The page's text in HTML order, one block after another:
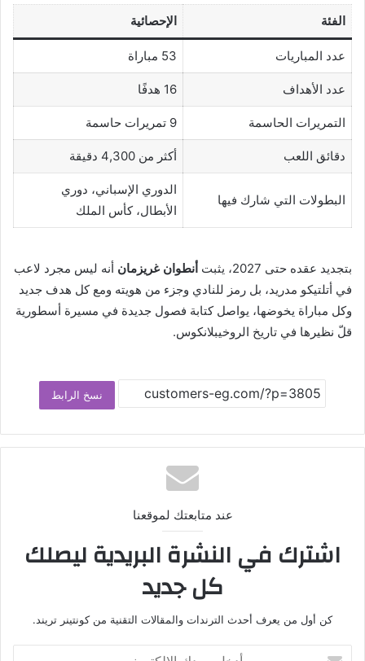
الفئة الإحصائية
عدد المباريات 53 مباراة
عدد الأهداف 16 هدفًا
التمريرات الحاسمة 9 تمريرات حاسمة
دقائق اللعب أكثر من 4,300 دقيقة
البطولات التي شارك فيها
الدوري الإسباني، دوري
الأبطال، كأس الملك
بتجديد عقده حتى 2027، يثبت أنطوان غريزمان أنه ليس مجرد لاعب
في أتلتيكو مدريد، بل رمز للنادي وجزء من هويته ومع كل هدف جديد
وكل مباراة يخوضها، يواصل كتابة فصول جديدة في مسيرة أسطورية
قلّ نظيرها في تاريخ الروخيبلانكوس.
نسخ الرابط
عند متابعتك لموقعنا
اشترك في النشرة البريدية ليصلك
كل جديد
كن أول من يعرف أحدث الترندات والمقالات التقنية من كونتينر تريند.